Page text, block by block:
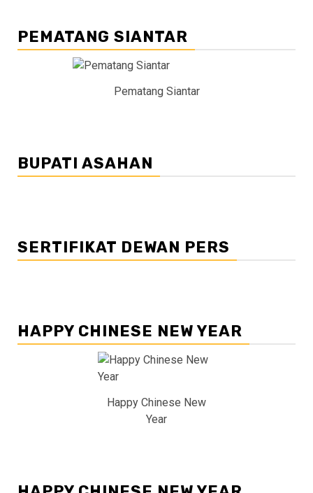
PEMATANG SIANTAR
Pematang Siantar
BUPATI ASAHAN
SERTIFIKAT DEWAN PERS
HAPPY CHINESE NEW YEAR
Happy Chinese New
Year